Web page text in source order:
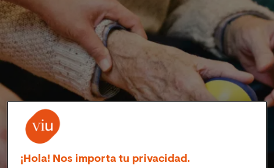
¡Hola! Nos importa tu privacidad.